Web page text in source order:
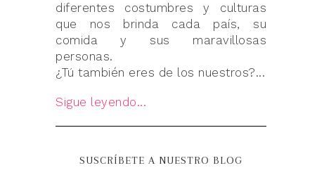
diferentes costumbres y culturas
que nos brinda cada país, su
comida y sus maravillosas
personas.
¿Tú también eres de los nuestros?...
Sigue leyendo...
SUSCRÍBETE A NUESTRO BLOG